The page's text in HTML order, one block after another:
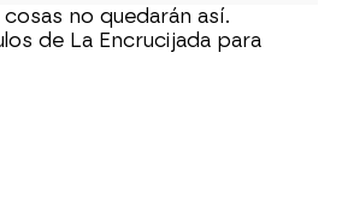
no quedarán así.
de La Encrucijada para